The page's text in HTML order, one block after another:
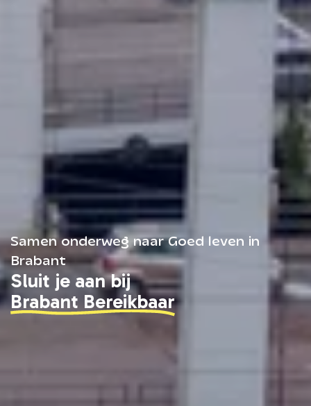
Samen onderweg naar Goed leven in
Brabant
Sluit je aan bij
Brabant Bereikbaar